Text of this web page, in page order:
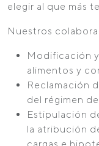
elegir al que más
Nuestros
Modificación
alimentos y
Reclamación
del régimen
Estipulación
la atribución